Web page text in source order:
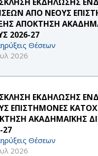
ΑΠΟ ΝΕΟΥΣ
ΑΠΟΚΤΗΣΗ
2026-27
Θέσεων
2026
ΕΚΔΗΛΩΣΗΣ
ΕΠΙΣΤΗΜΟΝΕΣ
ΑΚΑΔΗΜΑΪΚΗΣ
27
Θέσεων
2026